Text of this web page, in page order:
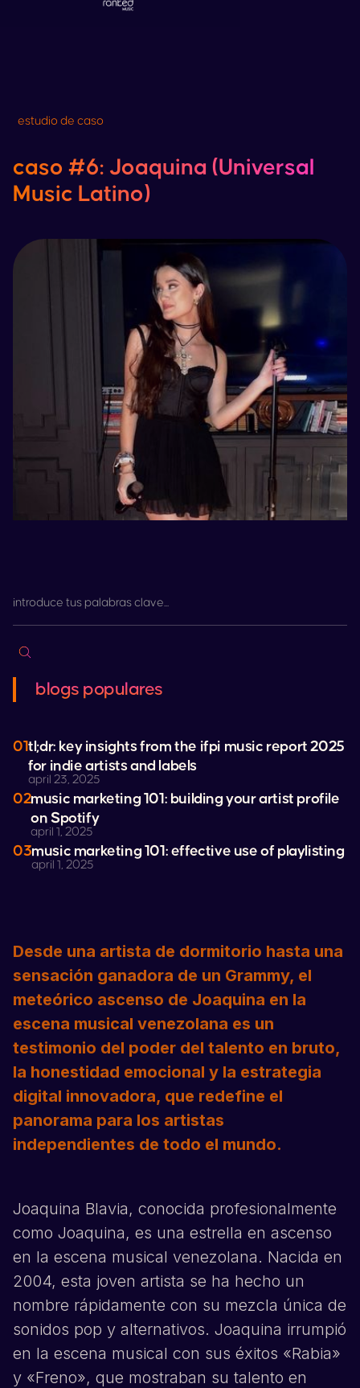
estudio de caso
caso #6: Joaquina (Universal
Music Latino)
blogs populares
01tl;dr: key insights from the ifpi music report 2025
for indie artists and labels
april 23, 2025
02music marketing 101: building your artist profile
onSpotify
april 1, 2025
03music marketing 101: effective use of playlisting
april 1, 2025
Desde una artista de dormitorio hasta una
sensación ganadora de un Grammy, el
meteórico ascenso de Joaquina en la
escena musical venezolana es un
testimonio del poder del talento en bruto,
la honestidad emocional y la estrategia
digital innovadora, que redefine el
panorama para los artistas
independientes de todo el mundo.
Joaquina Blavia, conocida profesionalmente
como Joaquina, es una estrella en ascenso
en la escena musical venezolana. Nacida en
2004, esta joven artista se ha hecho un
nombre rápidamente con su mezcla única de
sonidos pop y alternativos. Joaquina irrumpió
en la escena musical con sus éxitos «Rabia»
y «Freno», que mostraban su talento en